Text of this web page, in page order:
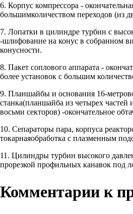
6. Корпус компрессора -
большимколичеством переходов (из
7. Лопатки в цилиндре турбин с
-шлифование на конус в собранном
конусности.
8. Пакет соплового аппарата -
более установок с большим
9. Планшайбы и основания 16-
станка(планшайба из четырех частей
восьми секторов) -окончательное
10. Сепараторы пара, корпуса
токарнаяобработка с плазменным
11. Цилиндры турбин высокого
прорезкой профильных канавок под
Комментарии к